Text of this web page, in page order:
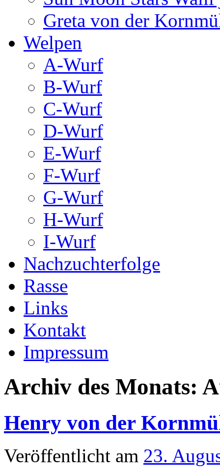
Greta von der
Welpen
A-Wurf
B-Wurf
C-Wurf
D-Wurf
E-Wurf
F-Wurf
G-Wurf
H-Wurf
I-Wurf
Nachzuchterfolge
Rasse
Links
Kontakt
Impressum
Archiv des Monats:
Henry von der
Veröffentlicht am 23.